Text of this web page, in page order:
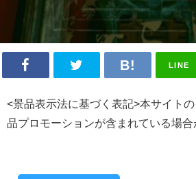
LINE
<景品表示法に基づく表記>本サイト
品プロモーションが含まれている場合